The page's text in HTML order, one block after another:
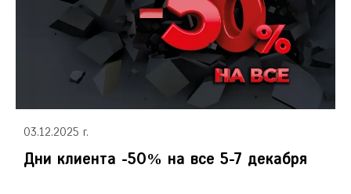
03.12.2025 г.
Дни клиента -50% на все 5-7 декабря